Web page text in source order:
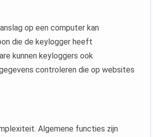
op een computer kan
die de keylogger heeft
kunnen keyloggers ook
controleren die op websites
Algemene functies zijn